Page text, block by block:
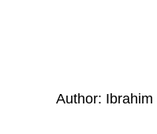
Author: